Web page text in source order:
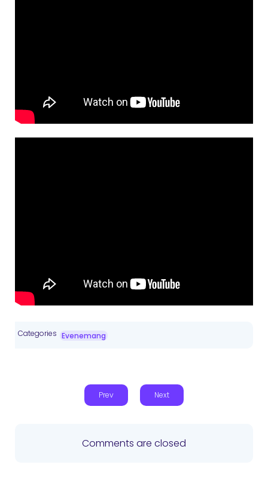
Categories Evenemang
Prev Next
Comments are closed